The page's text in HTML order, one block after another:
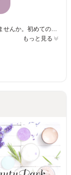
Asteria nail salonで心身が休まる場所を体験してみませんか。初めての方も気軽に訪れられる雰囲気で、多くの女性に好まれています。駐車場完備なので、アクセスも便利です。サロンは姉妹で運営しており、初めてのネイルでも安心してお過ごしいただけます。お上品なワンカラーネイルから華やかな長さ出しネイルまで、丁寧な施術でお客様の日常に彩りを添えるネイルをご提供いたします。スピードよりも質を重視し、少しでも心が弾むネイルを目指しております。どうぞご自身の時間を大切に、Asteria nail salonで上質なネイル体験をお楽しみください。
もっと見る